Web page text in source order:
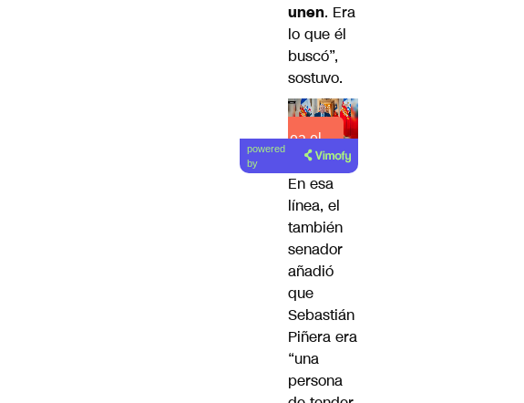
unen. Era
lo que él
buscó”,
sostuvo.
Lea el
artículo
powered
by
En esa
línea, el
también
senador
añadió
que
Sebastián
Piñera era
“una
persona